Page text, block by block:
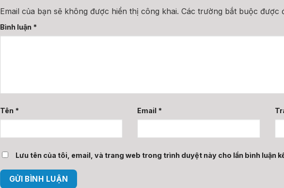
Email của bạn sẽ không được hiển thị công khai. Các trường bắt buộc được
Bình luận *
Tên * Email *
Lưu tên của tôi, email, và trang web trong trình duyệt này cho lần bình luận